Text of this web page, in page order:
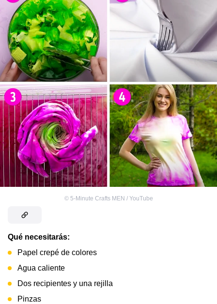
© 5-Minute Crafts MEN / YouTube
Qué necesitarás:
Papel crepé de colores
Agua caliente
Dos recipientes y una rejilla
Pinzas